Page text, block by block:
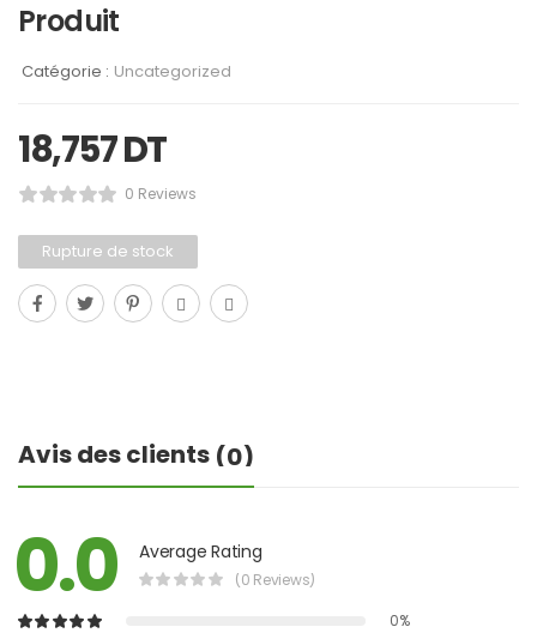
Produit
Catégorie : Uncategorized
18,757DT
0 Reviews
Rupture de stock
Avis des clients (0)
0.0 Average Rating
(0 Reviews)
0%